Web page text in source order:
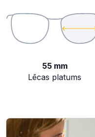
55 mm
Lēcas platums